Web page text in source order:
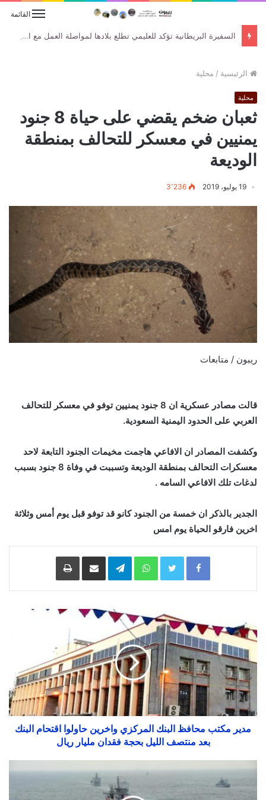
القائمة
السفيرة البريطانية تؤكد للعليمي تطلع بلادها لمواصلة العمل مع الحكومة اليمنية لتعزيز جهود السلام والاستقرار
الرئيسية / محلية
محلية
ثعبان ضخم يقضي على حياة 8 جنود
يمنيين في معسكر للتحالف بمنطقة
الوديعة
19 يوليو، 2019 3٬236
ريبون / متابعات
قالت مصادر عسكرية ان 8 جنود يمنيين توفو في معسكر للتحالف
العربي على الحدود اليمنية السعودية.
وكشفت المصادر ان الافاعي هاجمت مخيمات الجنود التابعة لاحد
معسكرات التحالف بمنطقة الوديعة وتسببت في وفاة 8 جنود بسبب
لدغات تلك الافاعي السامه .
الجدير بالذكر ان خمسة من الجنود كانو قد توفو قبل يوم أمس وثلاثة
اخرين فارقو الحياة يوم امس
Facebook
Twitter
WhatsApp
Telegramمشاركة
البريد
طباعة
مدير مكتب محافظ البنك المركزي واخرين حاولوا اقتحام البنك
بعد منتصف الليل بحجة فقدان مليار ريال